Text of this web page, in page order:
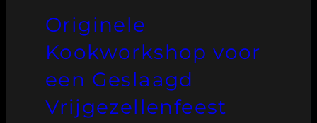
Originele
Kookworkshop voor
een Geslaagd
Vrijgezellenfeest